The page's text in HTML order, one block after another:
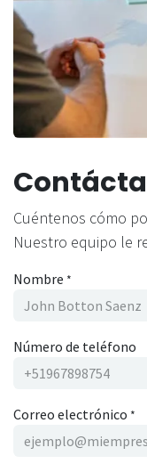
Cuéntenos cómo
Nuestro equipo le
Nombre *
Número de teléfono
Correo electrónico *